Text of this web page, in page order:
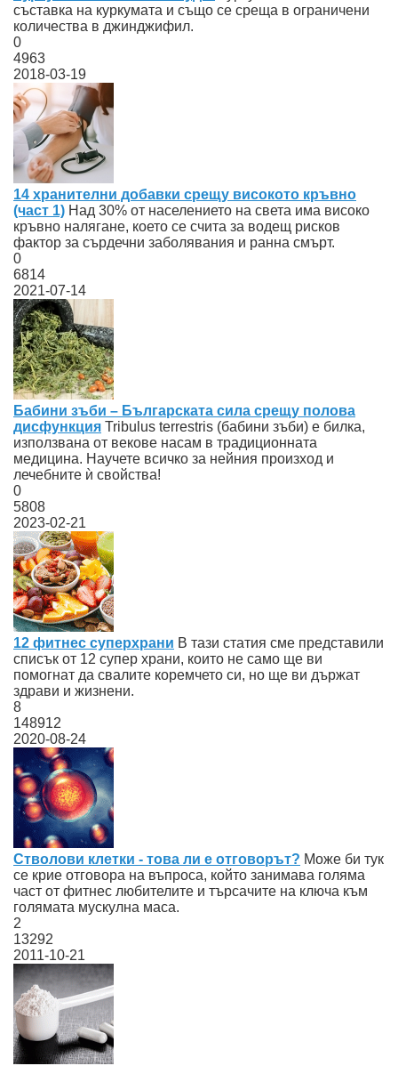
съставка на куркумата и също се среща в ограничени
количества в джинджифил.
0
4963
2018-03-19
14 хранителни добавки срещу високото кръвно
(част 1) Над 30% от населението на света има високо
кръвно налягане, което се счита за водещ рисков
фактор за сърдечни заболявания и ранна смърт.
0
6814
2021-07-14
Бабини зъби – Българската сила срещу полова
дисфункция Tribulus terrestris (бабини зъби) е билка,
използвана от векове насам в традиционната
медицина. Научете всичко за нейния произход и
лечебните ѝ свойства!
0
5808
2023-02-21
12 фитнес суперхрани В тази статия сме представили
списък от 12 супер храни, които не само ще ви
помогнат да свалите коремчето си, но ще ви държат
здрави и жизнени.
8
148912
2020-08-24
Стволови клетки - това ли е отговорът? Mоже би тук
се крие отговора на въпроса, който занимава голяма
част от фитнес любителите и търсачите на ключа към
голямата мускулна маса.
2
13292
2011-10-21